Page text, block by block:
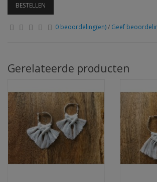
BESTELLEN
0 beoordeling(en)/ Geef
Gerelateerde producten